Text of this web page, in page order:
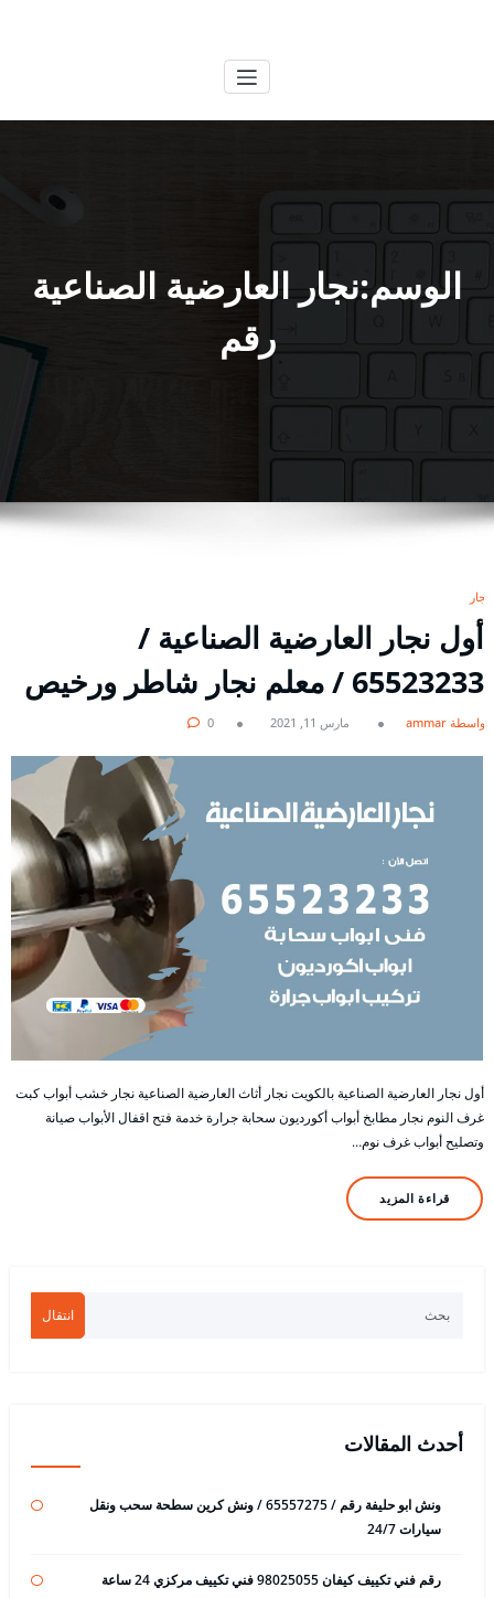
الوسم:نجار العارضية الصناعية
رقم
نجار
أول نجار العارضية الصناعية /
65523233 / معلم نجار شاطر ورخيص
بواسطة ammar مارس 11, 2021 0
أول نجار العارضية الصناعية بالكويت نجار أثاث العارضية الصناعية نجار خشب أبواب كبت
غرف النوم نجار مطابخ أبواب أكورديون سحابة جرارة خدمة فتح اقفال الأبواب صيانة
وتصليح أبواب غرف نوم…
قراءة المزيد
انتقال
أحدث المقالات
ونش ابو حليفة رقم / 65557275 / ونش كرين سطحة سحب ونقل
سيارات 24/7
رقم فني تكييف كيفان 98025055 فني تكييف مركزي 24 ساعة